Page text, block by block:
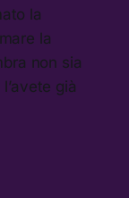
la
la
non sia
già